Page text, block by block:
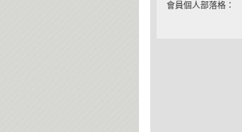
會員個人部落格：